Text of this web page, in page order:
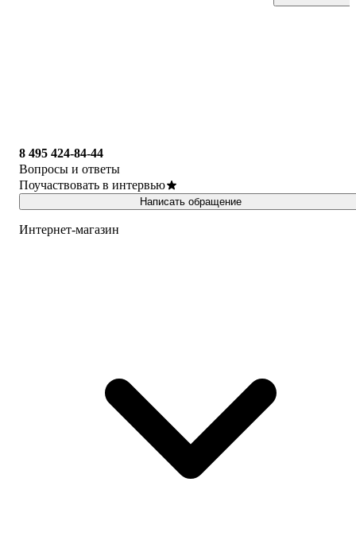
8 495 424-84-44
Вопросы и ответы
Поучаствовать в интервью
Написать обращение
Интернет-магазин